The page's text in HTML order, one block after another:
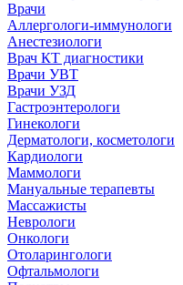
Врачи
Аллергологи-иммунологи
Анестезиологи
Врач КТ диагностики
Врачи УВТ
Врачи УЗД
Гастроэнтерологи
Гинекологи
Дерматологи, косметологи
Кардиологи
Маммологи
Мануальные терапевты
Массажисты
Неврологи
Онкологи
Отоларингологи
Офтальмологи